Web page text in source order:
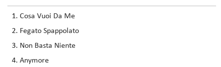
Cosa Vuoi Da Me
Fegato Spappolato
Non Basta Niente
Anymore